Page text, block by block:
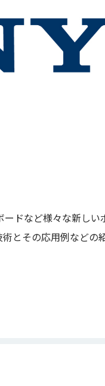
ードなど様々な新しい
とその応用例などの